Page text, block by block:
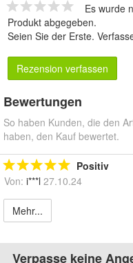
Es wurde
Produkt abgegeben.
Seien Sie der Erste.
Rezension verfassen
Bewertungen
So haben Kunden, die den
haben, den Kauf bewertet.
Positiv
Von: i***l 27.10.24
Mehr...
Verpasse keine